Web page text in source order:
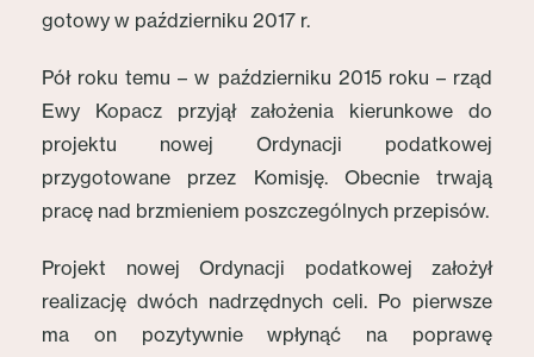
gotowy w październiku 2017 r.
Pół roku temu – w październiku 2015 roku – rząd
Ewy Kopacz przyjął założenia kierunkowe do
projektu nowej Ordynacji podatkowej
przygotowane przez Komisję. Obecnie trwają
pracę nad brzmieniem poszczególnych przepisów.
Projekt nowej Ordynacji podatkowej założył
realizację dwóch nadrzędnych celi. Po pierwsze
ma on pozytywnie wpłynąć na poprawę